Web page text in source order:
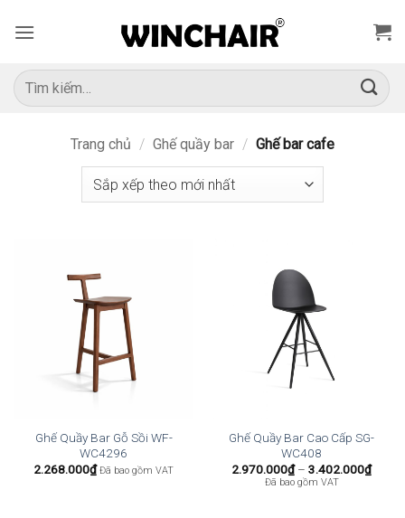
qua
dung
Tìm
kiếm:
Trang chủ / Ghế quầy bar / Ghế bar cafe
Ghế Quầy Bar Gỗ Sồi WF-
WC4296
2.268.000₫ Đã bao gồm VAT
Ghế Quầy Bar Cao Cấp SG-
WC408
2.970.000₫ – 3.402.000₫
giá:
Đã bao gồm VAT